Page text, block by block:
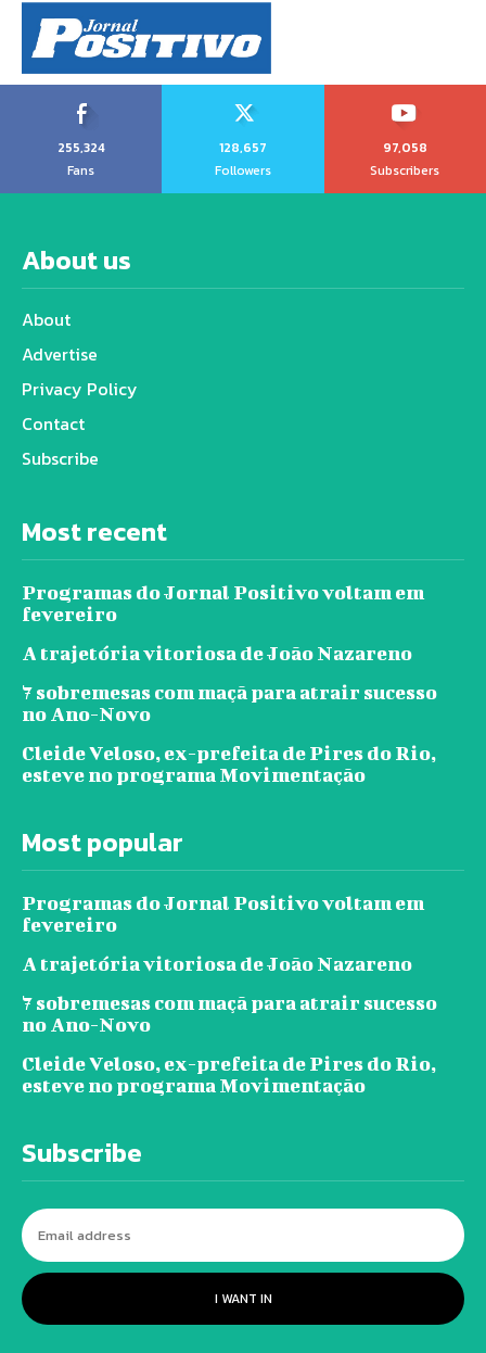
255,324
Fans
128,657
Followers
97,058
Subscribers
About us
About
Advertise
Privacy Policy
Contact
Subscribe
Most recent
Programas do Jornal Positivo voltam em
fevereiro
A trajetória vitoriosa de João Nazareno
7 sobremesas com maçã para atrair sucesso
no Ano-Novo
Cleide Veloso, ex-prefeita de Pires do Rio,
esteve no programa Movimentação
Most popular
Programas do Jornal Positivo voltam em
fevereiro
A trajetória vitoriosa de João Nazareno
7 sobremesas com maçã para atrair sucesso
no Ano-Novo
Cleide Veloso, ex-prefeita de Pires do Rio,
esteve no programa Movimentação
Subscribe
I WANT IN